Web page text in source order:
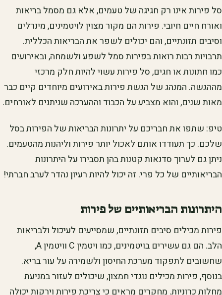
סל פירות אינו רק חגיגה של טעמים, אלא גם מסמל בריאות
ואורח חיים חיובי. פירות הם מקור מצוין לויטמינים, מינרלים
וסיבים תזונתיים, והם יכולים לשפר את הבריאות הכללית.
תרבויות רבות רואות בפירות סמל לשפע ולשמחה, ובאירועים
כמו חתונות או חגים, סל פירות עשוי להיות חלק מרכזי
מההגשה. המנהג של הגשת פירות באירועים מיוחדים קיים כבר
מאות שנים, והוא מצביע על הכבוד וההערכה שניתנים לאורחים.
טיפ: שתפו את חבריכם על יתרונות הבריאות של הפירות בסל
שלכם. כך תעודדו אותם לאכול יותר פירות וליהנות מהטעמים.
ניתן גם לערוך סדנאות קטנות בהן תסבירו על היתרונות
הבריאותיים של כל פרי. זה יכול להיות רעיון נהדר לערב חברתי!
היתרונות הבריאותיים של פירות
פירות מכילים סיבים תזונתיים, שמסייעים לעיכול ולבריאות
הלב. הם גם עשירים בויטמינים, כמו ויטמין C וויטמין A,
שחשובים לתפקוד מערכת החיסון ולשמירה על עור בריא.
בנוסף, פירות מכילים נוגדי חמצון, שיכולים לעזור במניעת
מחלות כרוניות. מחקרים מראים כי צריכת פירות וירקות יכולה